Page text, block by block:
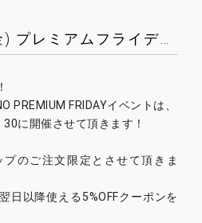
2020年4月24日(金) プレミアムフライデーのお知らせ
PREMIUM FRIDAYイベントは、
に開催させて頂きます！
のご注文限定とさせて頂きま
日以降使える5%OFFクーポンを